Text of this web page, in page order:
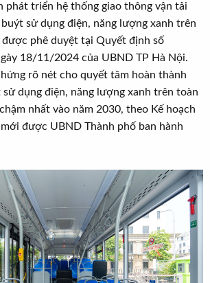
phát triển hệ thống giao thông vận tải
sử dụng điện, năng lượng xanh trên
được phê duyệt tại Quyết định số
18/11/2024 của UBND TP Hà Nội.
rõ nét cho quyết tâm hoàn thành
dụng điện, năng lượng xanh trên toàn
nhất vào năm 2030, theo Kế hoạch
được UBND Thành phố ban hành